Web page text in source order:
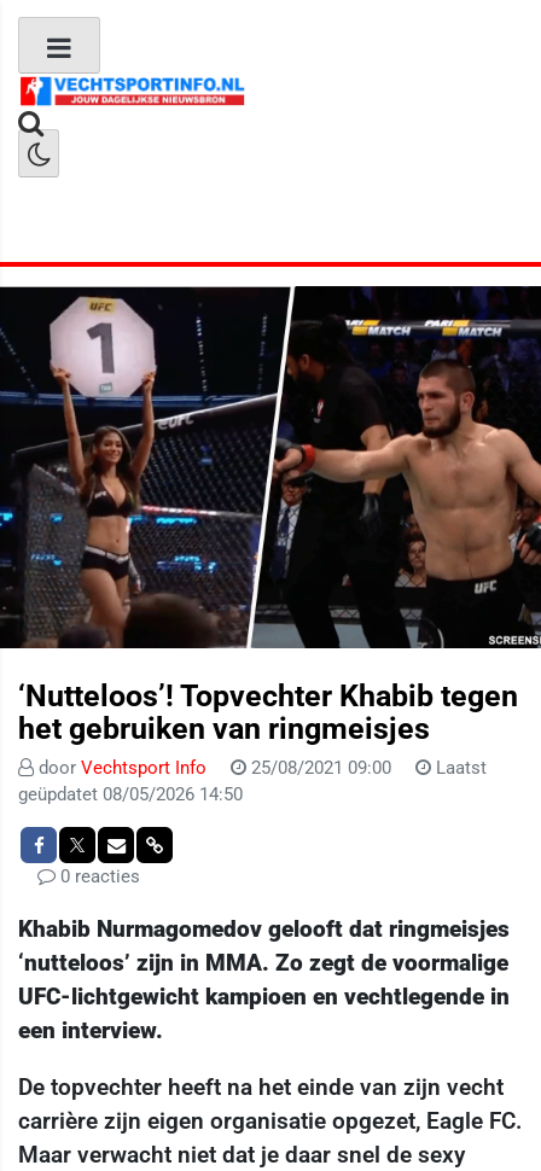
‘Nutteloos’! Topvechter Khabib tegen
het gebruiken van ringmeisjes
door Vechtsport Info 25/08/2021 09:00
Laatst
geüpdatet 08/05/2026 14:50
0 reacties
Khabib Nurmagomedov gelooft dat ringmeisjes
‘nutteloos’ zijn in MMA. Zo zegt de voormalige
UFC-lichtgewicht kampioen en vechtlegende in
een interview.
De topvechter heeft na het einde van zijn vecht
carrière zijn eigen organisatie opgezet, Eagle FC.
Maar verwacht niet dat je daar snel de sexy